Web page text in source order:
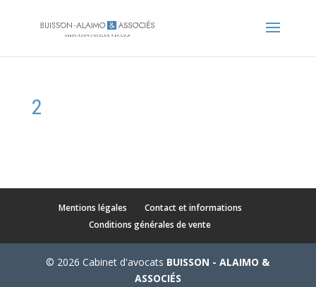
2
Mentions légales
Contact et informations
Conditions générales de vente
© 2026 Cabinet d'avocats BUISSON - ALAIMO &
ASSOCIÉS